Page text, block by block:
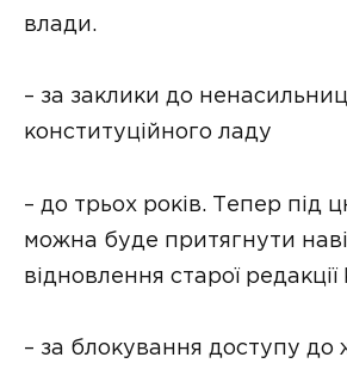
влади.
– за заклики до
конституційного ладу
– до трьох років. Тепер під
можна буде притягнути
відновлення старої редакції
– за блокування доступу до